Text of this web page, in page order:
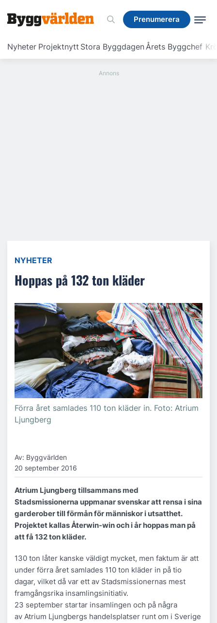
Prenumerera
Nyheter Projektnytt Stora ByggdagenÅrets Byggchef
Prenumerera
NYHETER
Hoppas på 132 ton kläder
Förra året samlades 110 ton kläder in. Foto: Atrium
Ljungberg
Av: Byggvärlden
20 september 2016
Atrium Ljungberg tillsammans med
Stadsmissionerna uppmanar svenskar att rensa i sina
garderober till förmån för människor i utsatthet.
Projektet kallas Återwin-win och i år hoppas man på
att få 132 ton kläder.
130 ton låter kanske väldigt mycket, men faktum är att
under förra året samlades 110 ton kläder in på tio
dagar, vilket då var ett av Stadsmissionernas mest
framgångsrika insamlingsinitiativ.
23 september startar insamlingen och på några
av Atrium Ljungbergs handelsplatser runt om i Sverige